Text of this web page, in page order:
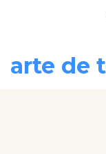
arte de